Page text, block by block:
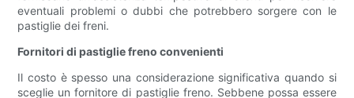
eventuali problemi o dubbi che potrebbero sorgere con le
pastiglie dei freni.
Fornitori di pastiglie freno convenienti
Il costo è spesso una considerazione significativa quando si
sceglie un fornitore di pastiglie freno. Sebbene possa essere